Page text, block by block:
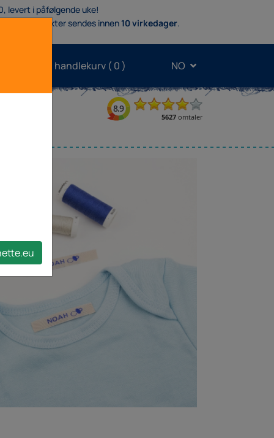
levert i påfølgende uke!
Andre produkter sendes innen 10 virkedager.
Min handlekurv ( 0 ) NO